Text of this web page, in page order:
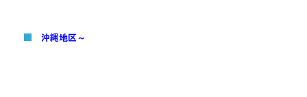
■ 沖縄地区～